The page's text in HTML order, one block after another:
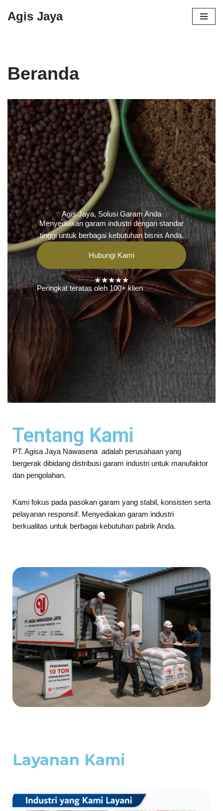
Agis Jaya
Beranda
Agis Jaya, Solusi Garam Anda
Menyediakan garam industri dengan standar
tinggi untuk berbagai kebutuhan bisnis Anda.
Hubungi Kami
★★★★★
Peringkat teratas oleh 100+ klien
Tentang Kami
PT. Agisa Jaya Nawasena adalah perusahaan yang
bergerak dibidang distribusi garam industri untuk manufaktor
dan pengolahan.
Kami fokus pada pasokan garam yang stabil, konsisten serta
pelayanan responsif. Menyediakan garam industri
berkualitas untuk berbagai kebutuhan pabrik Anda.
Layanan Kami